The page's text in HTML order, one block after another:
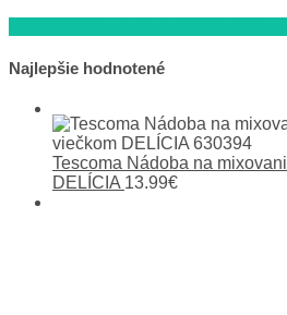
Navigácia
v
Najlepšie hodnotené
Tescoma Nádoba na
DELÍCIA 13.99€